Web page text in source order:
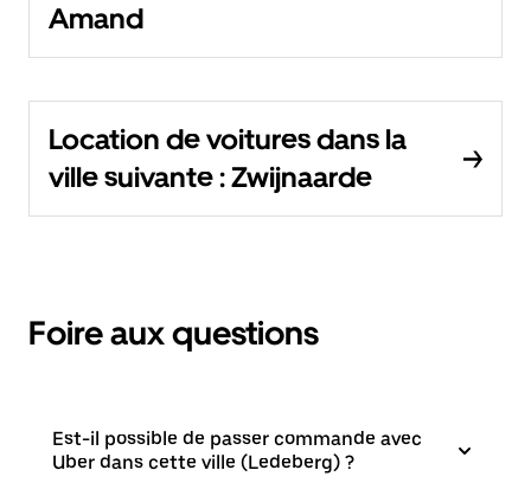
Amand
Location de voitures dans la
ville suivante : Zwijnaarde
Foire aux questions
Est-il possible de passer commande avec
Uber dans cette ville (Ledeberg) ?